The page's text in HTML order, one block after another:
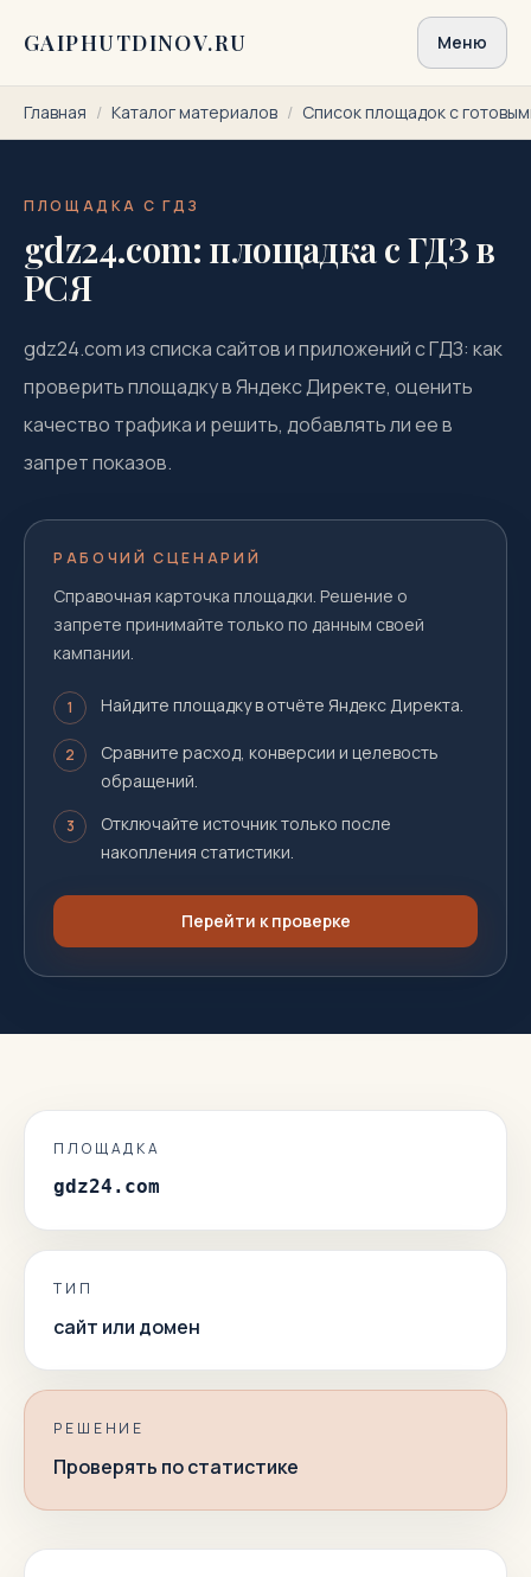
GAIPHUTDINOV.RU Меню
Главная / Каталог материалов / Список площадок с
ПЛОЩАДКА С ГДЗ
gdz24.com: площадка с ГДЗ в
РСЯ
gdz24.com из списка сайтов и приложений с ГДЗ: как
проверить площадку в Яндекс Директе, оценить
качество трафика и решить, добавлять ли ее в
запрет показов.
РАБОЧИЙ СЦЕНАРИЙ
Справочная карточка площадки. Решение о
запрете принимайте только по данным своей
кампании.
1 Найдите площадку в отчёте Яндекс Директа.
2
Сравните расход, конверсии и целевость
обращений.
3
Отключайте источник только после
накопления статистики.
Перейти к проверке
ПЛОЩАДКА
gdz24.com
ТИП
сайт или домен
РЕШЕНИЕ
Проверять по статистике